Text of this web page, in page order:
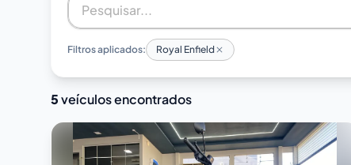
Filtros aplicados: Royal Enfield
5veículos encontrados